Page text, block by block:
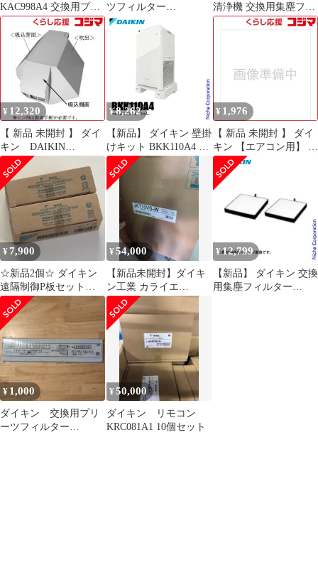
KAC998A4 交換用プリ
ーツフィルター 4枚 新
品 未使用
ツフィルター
KAC017A4 KAC998A4
清浄機 交換用集塵フィ
ルター 1枚 KAFP102A4
¥ 12,320
【 新品 未開封 】 ダイ
キン DAIKIN
KPS034A41 KPS034A41
未使用 送料無料
¥8,262
【新品】 ダイキン 壁掛
けキット BKK110A4 オ
プション アクセサリ
¥ 1,976
【 新品 未開封 】 ダイ
キン 【エアコン用】 フ
ィルター KAF020B43
未使用 送料無料
¥ 7,900
☆新品2個☆ ダイキン
遠隔制御P板セット
KRP067A41
¥54,000
【新品未開封】ダイキ
ン工業 カライエ
JKT10VS-W 除湿乾燥機
ホワイト
¥12,799
【新品】 ダイキン 交換
用集塵フィルター
¥ 1,000
ダイキン 交換用プリ
ーツフィルター
¥50,000
ダイキン リモコン
KRC081A1 10個セット